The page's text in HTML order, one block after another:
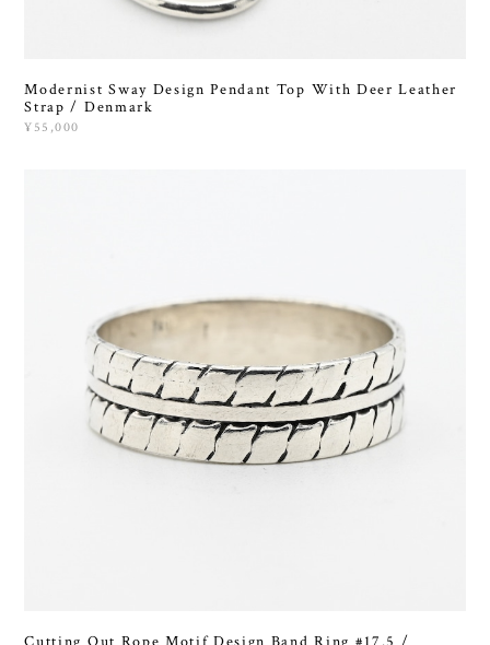
Modernist Sway Design Pendant Top With Deer Leather
Strap / Denmark
¥55,000